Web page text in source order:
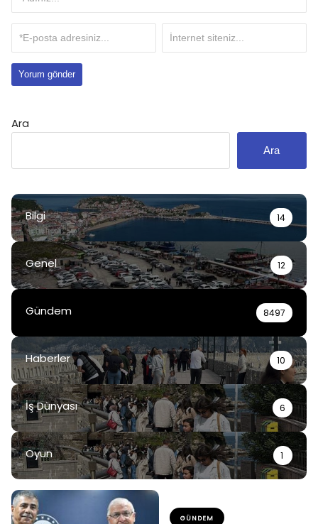
Ara
Ara
Bilgi 14
Genel 12
Gündem 8497
Haberler 10
İş Dünyası 6
Oyun 1
GÜNDEM